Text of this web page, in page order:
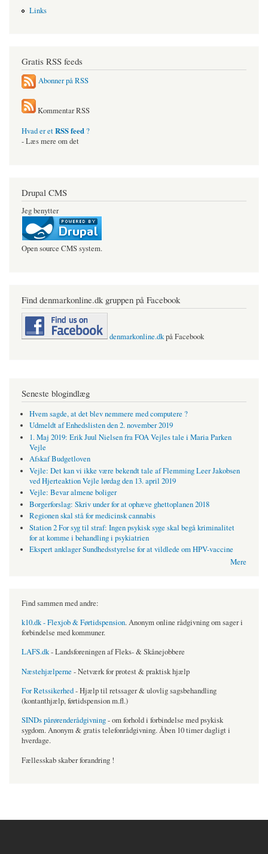
Links
Gratis RSS feeds
Abonner på RSS
Kommentar RSS
Hvad er etRSS feed ?
- Læs mere om det
Drupal CMS
Jeg benytter
Open source CMS system.
Find denmarkonline.dk gruppen på Facebook
denmarkonline.dkpå Facebook
Seneste blogindlæg
Hvem sagde, at det blev nemmere med computere ?
Udmeldt af Enhedslisten den 2. november 2019
1. Maj 2019: Erik Juul Nielsen fra FOA Vejles tale i Maria Parken
Vejle
Afskaf Budgetloven
Vejle: Det kan vi ikke være bekendt tale af Flemming Leer Jakobsen
ved Hjerteaktion Vejle lørdag den 13. april 2019
Vejle: Bevar almene boliger
Borgerforslag: Skriv under for at ophæve ghettoplanen 2018
Regionen skal stå for medicinsk cannabis
Station 2 For syg til straf: Ingen psykisk syge skal begå kriminalitet
for at komme i behandling i psykiatrien
Ekspert anklager Sundhedsstyrelse for at vildlede om HPV-vaccine
Mere
Find sammen med andre:
k10.dk - Flexjob & Førtidspension. Anonym online rådgivning om sager i
forbindelse med kommuner.
LAFS.dk- Landsforeningen af Fleks- & Skånejobbere
Næstehjælperne - Netværk for protest & praktisk hjælp
For Retssikerhed- Hjælp til retssager & ulovlig sagsbehandling
(kontanthjælp, førtidspension m.fl.)
SINDs pårørenderådgivning- om forhold i forbindelse med psykisk
sygdom. Anonym & gratis telefonrådgivning. Åben 10 timer dagligt i
hverdage.
Fællesskab skaber forandring !